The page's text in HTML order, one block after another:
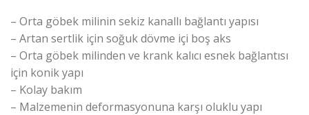
– Orta göbek milinin sekiz kanallı bağlantı yapısı
– Artan sertlik için soğuk dövme içi boş aks
– Orta göbek milinden ve krank kalıcı esnek bağlantısı
için konik yapı
– Kolay bakım
– Malzemenin deformasyonuna karşı oluklu yapı